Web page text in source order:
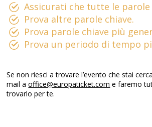
Assicurati che tutte le
Prova altre parole chiave.
Prova parole chiave più
Prova un periodo di tempo
Se non riesci a trovare l’evento che stai
mail aoffice@europaticket.com e faremo
trovarlo per te.